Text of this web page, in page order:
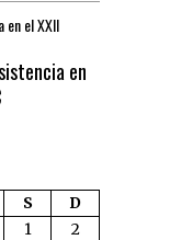
en el XXII
en
S
D
1
2